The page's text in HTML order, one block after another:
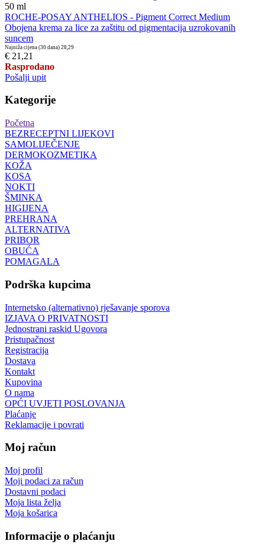
50 ml
ROCHE-POSAY ANTHELIOS - Pigment Correct Medium
Obojena krema za lice za zaštitu od pigmentacija uzrokovanih
suncem
Najniža cijena (30 dana) 28,29
€ 21,21
Rasprodano
Pošalji upit
Kategorije
Početna
BEZRECEPTNI LIJEKOVI
SAMOLIJEČENJE
DERMOKOZMETIKA
KOŽA
KOSA
NOKTI
ŠMINKA
HIGIJENA
PREHRANA
ALTERNATIVA
PRIBOR
OBUĆA
POMAGALA
Podrška kupcima
Internetsko (alternativno) rješavanje sporova
IZJAVA O PRIVATNOSTI
Jednostrani raskid Ugovora
Pristupačnost
Registracija
Dostava
Kontakt
Kupovina
O nama
OPĆI UVJETI POSLOVANJA
Plaćanje
Reklamacije i povrati
Moj račun
Moj profil
Moji podaci za račun
Dostavni podaci
Moja lista želja
Moja košarica
Informacije o plaćanju